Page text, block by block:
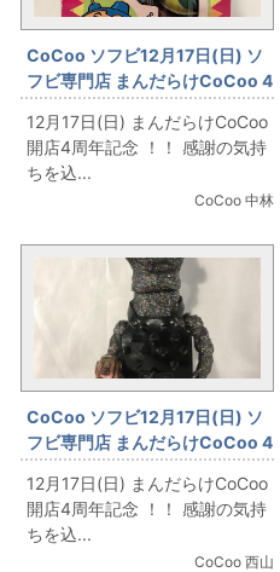
CoCoo ソフビ12月17日(日) ソ
フビ専門店 まんだらけCoCoo 4
周年記念 「ポエム ゼンマイブリ
キ サイボット ロボッチ 3輪車
120mm」
12月17日(日) まんだらけCoCoo
開店4周年記念 ！！ 感謝の気持
ちを込...
CoCoo 中林
CoCoo ソフビ12月17日(日) ソ
フビ専門店 まんだらけCoCoo 4
周年記念 「BloodGutsToys
izumonster 屍怪獣」
12月17日(日) まんだらけCoCoo
開店4周年記念 ！！ 感謝の気持
ちを込...
CoCoo 西山